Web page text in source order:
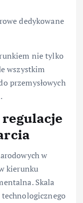
dedykowane
nie tylko
wszystkim
przemysłowych
w
kierunku
Skala